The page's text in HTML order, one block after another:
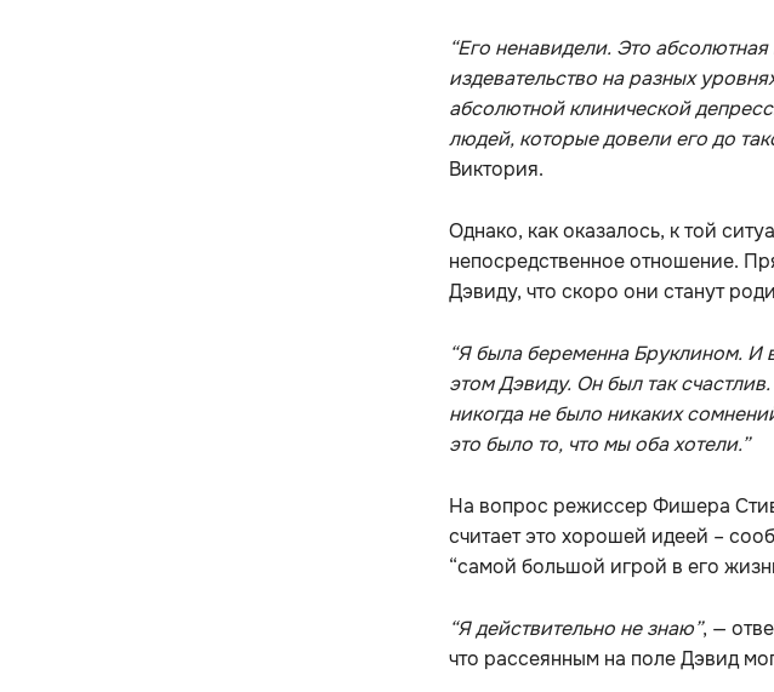
“Его ненавидели. Это
издевательство на разных
абсолютной клинической
людей, которые довели его до
Виктория.
Однако, как оказалось, к той
непосредственное отношение.
Дэвиду, что скоро они станут
“Я была беременна Бруклином. И
этом Дэвиду. Он был так
никогда не было никаких
это было то, что мы оба хотели.”
На вопрос режиссер Фишера
считает это хорошей идеей –
“самой большой игрой в его
“Я действительно не знаю”, —
что рассеянным на поле Дэвид